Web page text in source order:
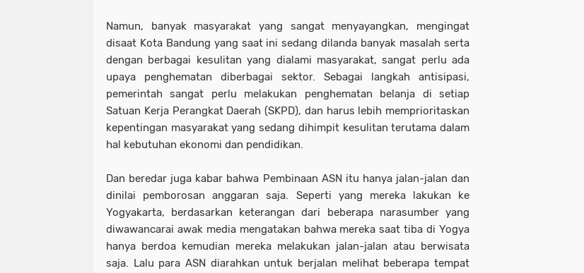
Namun, banyak masyarakat yang sangat menyayangkan, mengingat
disaat Kota Bandung yang saat ini sedang dilanda banyak masalah serta
dengan berbagai kesulitan yang dialami masyarakat, sangat perlu ada
upaya penghematan diberbagai sektor. Sebagai langkah antisipasi,
pemerintah sangat perlu melakukan penghematan belanja di setiap
Satuan Kerja Perangkat Daerah (SKPD), dan harus lebih memprioritaskan
kepentingan masyarakat yang sedang dihimpit kesulitan terutama dalam
hal kebutuhan ekonomi dan pendidikan.
Dan beredar juga kabar bahwa Pembinaan ASN itu hanya jalan-jalan dan
dinilai pemborosan anggaran saja. Seperti yang mereka lakukan ke
Yogyakarta, berdasarkan keterangan dari beberapa narasumber yang
diwawancarai awak media mengatakan bahwa mereka saat tiba di Yogya
hanya berdoa kemudian mereka melakukan jalan-jalan atau berwisata
saja. Lalu para ASN diarahkan untuk berjalan melihat beberapa tempat